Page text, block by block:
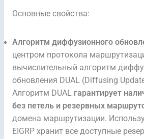
Основные свойства:
Алгоритм диффузионного
центром протокола
вычислительный алгоритм
обновления DUAL (Diffusing
Алгоритм DUAL гарантирует
без петель и резервных
домена маршрутизации.
EIGRP хранит все доступные